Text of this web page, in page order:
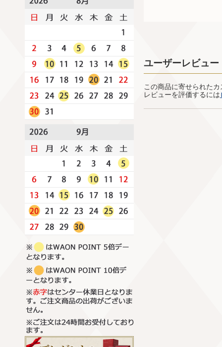
ユーザーレビュー
この商品に寄せられた
レビューを評価するには